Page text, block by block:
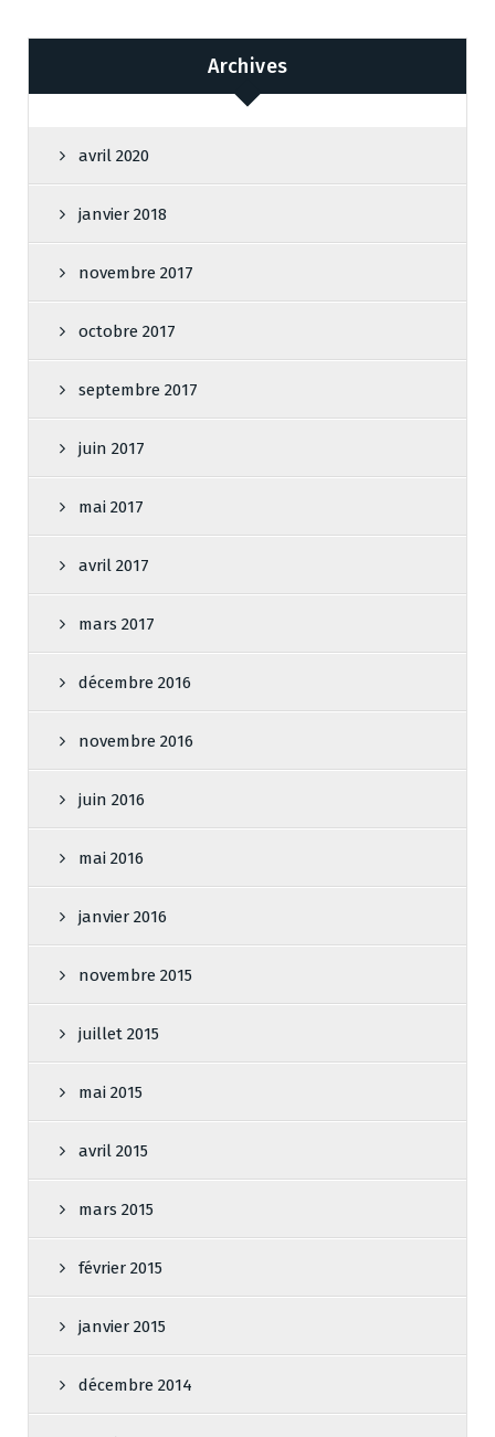
Archives
avril 2020
janvier 2018
novembre 2017
octobre 2017
septembre 2017
juin 2017
mai 2017
avril 2017
mars 2017
décembre 2016
novembre 2016
juin 2016
mai 2016
janvier 2016
novembre 2015
juillet 2015
mai 2015
avril 2015
mars 2015
février 2015
janvier 2015
décembre 2014